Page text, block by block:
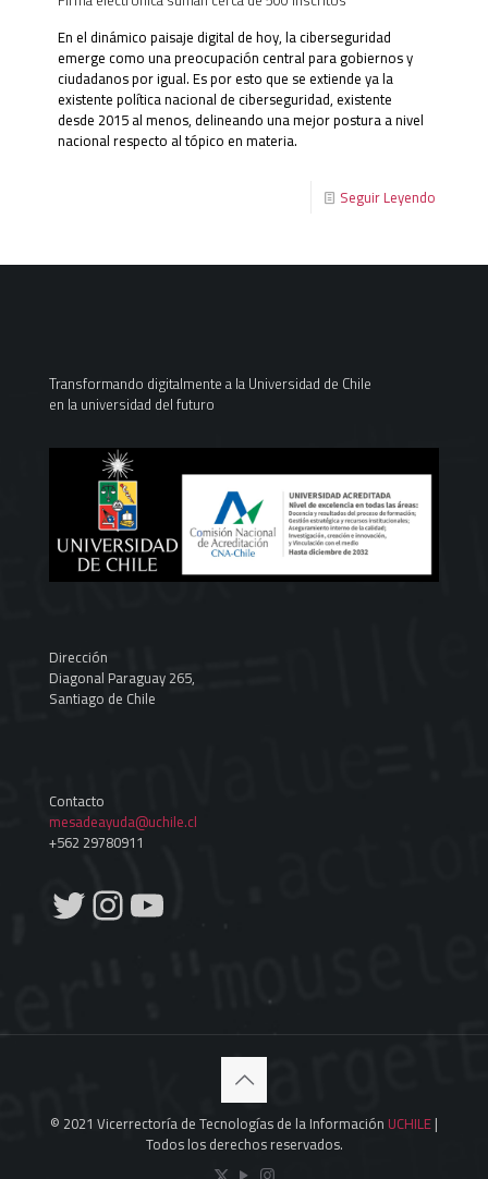
En el dinámico paisaje digital de hoy, la ciberseguridad
emerge como una preocupación central para gobiernos y
ciudadanos por igual. Es por esto que se extiende ya la
existente política nacional de ciberseguridad, existente
desde 2015 al menos, delineando una mejor postura a nivel
nacional respecto al tópico en materia.
Seguir Leyendo
Transformando digitalmente a la Universidad de Chile
en la universidad del futuro
Dirección
Diagonal Paraguay 265,
Santiago de Chile
Contacto
mesadeayuda@uchile.cl
+562 29780911
Twitter
Instagram
YouTube
© 2021 Vicerrectoría de Tecnologías de la Información UCHILE|
Todos los derechos reservados.